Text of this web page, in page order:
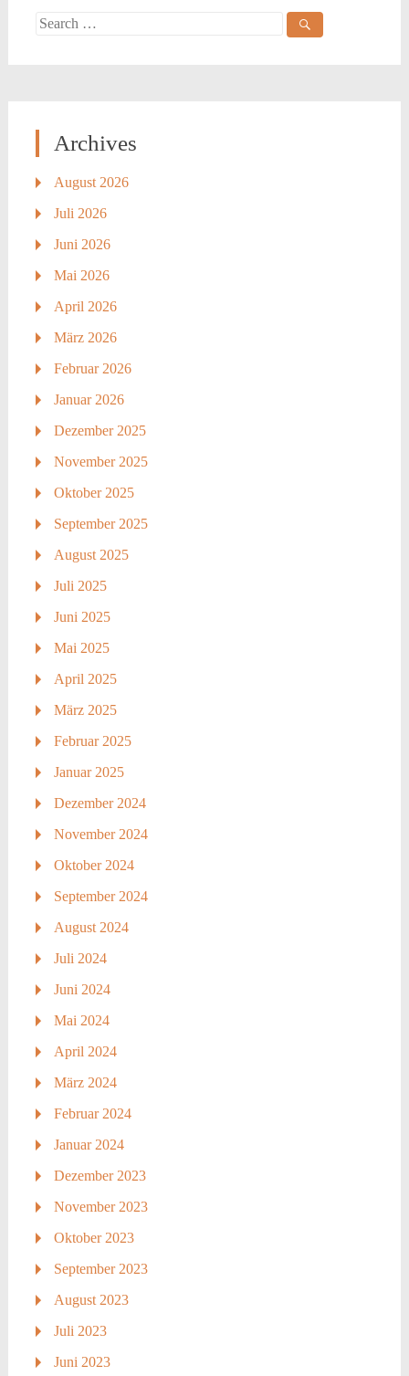
Search
Archives
August 2026
Juli 2026
Juni 2026
Mai 2026
April 2026
März 2026
Februar 2026
Januar 2026
Dezember 2025
November 2025
Oktober 2025
September 2025
August 2025
Juli 2025
Juni 2025
Mai 2025
April 2025
März 2025
Februar 2025
Januar 2025
Dezember 2024
November 2024
Oktober 2024
September 2024
August 2024
Juli 2024
Juni 2024
Mai 2024
April 2024
März 2024
Februar 2024
Januar 2024
Dezember 2023
November 2023
Oktober 2023
September 2023
August 2023
Juli 2023
Juni 2023